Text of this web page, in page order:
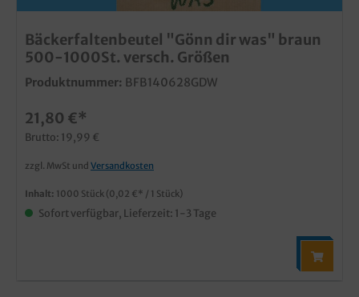
Bäckerfaltenbeutel "Gönn dir was" braun
500-1000St. versch. Größen
Produktnummer: BFB140628GDW
21,80 €*
Brutto: 19,99 €
zzgl. MwSt und Versandkosten
Inhalt: 1000 Stück (0,02 €* / 1 Stück)
Sofort verfügbar, Lieferzeit: 1-3 Tage